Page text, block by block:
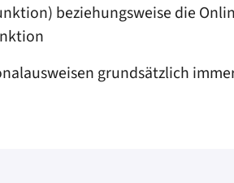
beziehungsweise die
grundsätzlich